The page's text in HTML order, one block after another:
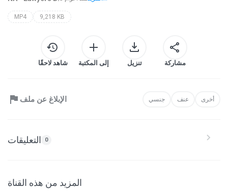
MP4 9,218 KB
شاهد لاحقًا إلى المكتبة تنزيل مشاركة
الإبلاغ عن ملف جنسي عنف أخرى
التعليقات 0
المزيد من هذه القناة